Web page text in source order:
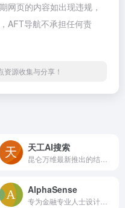
网页的内容如出现违规，
AFT导航不承担任何责
源收集与分享！
天工AI搜索
AlphaSense